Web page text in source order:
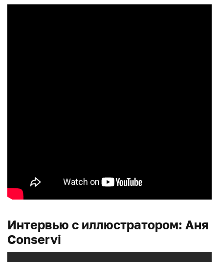
Интервью с иллюстратором: Аня
Conservi